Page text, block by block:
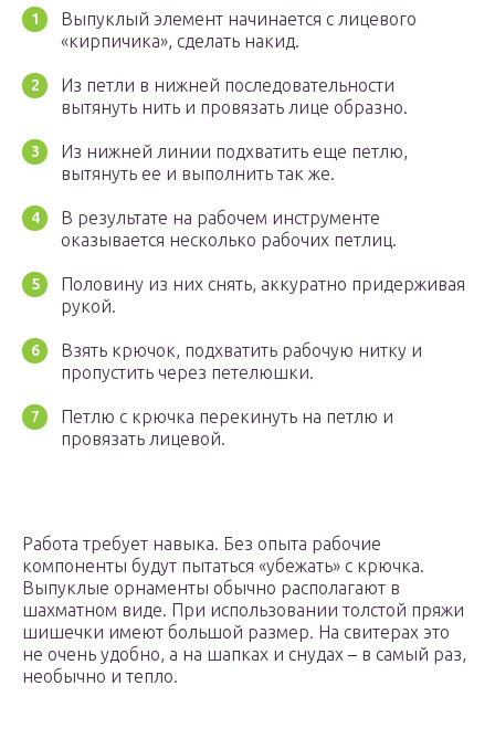
Выпуклый элемент начинается с лицевого
«кирпичика», сделать накид.
Из петли в нижней последовательности
вытянуть нить и провязать лице образно.
Из нижней линии подхватить еще петлю,
вытянуть ее и выполнить так же.
В результате на рабочем инструменте
оказывается несколько рабочих петлиц.
Половину из них снять, аккуратно придерживая
рукой.
Взять крючок, подхватить рабочую нитку и
пропустить через петелюшки.
Петлю с крючка перекинуть на петлю и
провязать лицевой.
Работа требует навыка. Без опыта рабочие
компоненты будут пытаться «убежать» с крючка.
Выпуклые орнаменты обычно располагают в
шахматном виде. При использовании толстой пряжи
шишечки имеют большой размер. На свитерах это
не очень удобно, а на шапках и снудах – в самый раз,
необычно и тепло.